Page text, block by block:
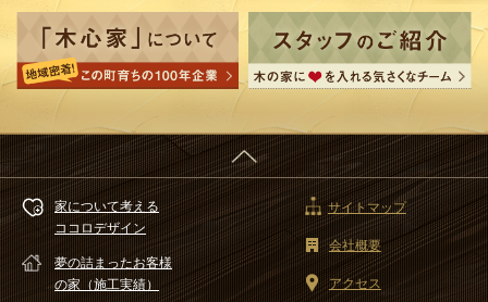
家について考える
ココロデザイン
夢の詰まったお客様
の家（施工実績）
サイトマップ
会社概要
アクセス